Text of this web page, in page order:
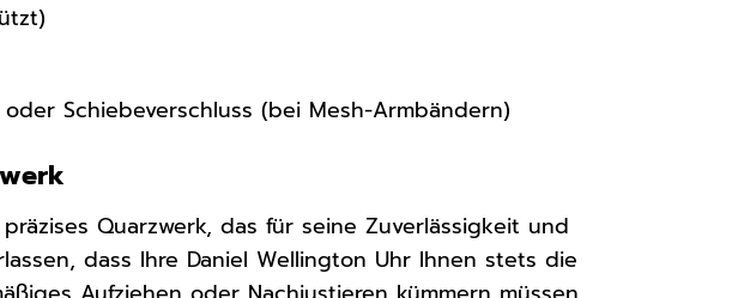
Schiebeverschluss (bei Mesh-Armbändern)
Quarzwerk, das für seine Zuverlässigkeit und
dass Ihre Daniel Wellington Uhr Ihnen stets die